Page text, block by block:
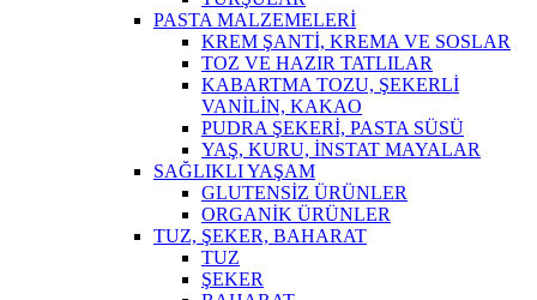
PASTA MALZEMELERİ
KREM ŞANTİ, KREMA VE SOSLAR
TOZ VE HAZIR TATLILAR
KABARTMA TOZU, ŞEKERLİ
VANİLİN, KAKAO
PUDRA ŞEKERİ, PASTA SÜSÜ
YAŞ, KURU, İNSTAT MAYALAR
SAĞLIKLI YAŞAM
GLUTENSİZ ÜRÜNLER
ORGANİK ÜRÜNLER
TUZ, ŞEKER, BAHARAT
TUZ
ŞEKER